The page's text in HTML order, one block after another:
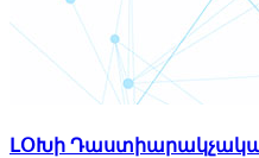
ԼՕԽի